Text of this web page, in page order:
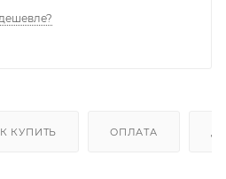
КУПИТЬ ОПЛАТА